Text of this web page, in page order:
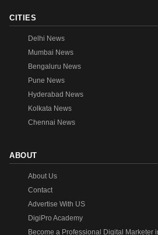
CITIES
Delhi News
Mumbai News
Bengaluru News
Pune News
Hyderabad News
Kolkata News
Chennai News
ABOUT
About Us
Contact
Advertise With US
DigiPro Academy
Become a Professional Digital Marketer